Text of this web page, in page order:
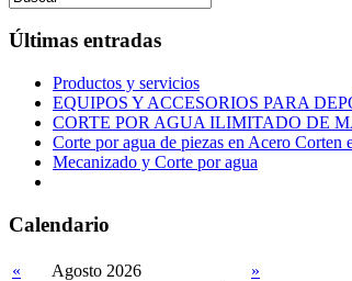
Últimas entradas
Productos y servicios
EQUIPOS Y ACCESORIOS PARA
CORTE POR AGUA ILIMITADO DE
Corte por agua de piezas en Acero Corten
Mecanizado y Corte por agua
Calendario
« Agosto 2026
»